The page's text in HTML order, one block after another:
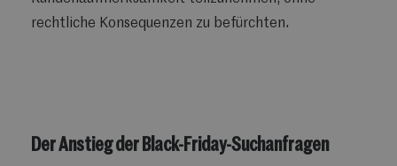
rechtliche Konsequenzen zu befürchten.
Der Anstieg der Black-Friday-Suchanfragen